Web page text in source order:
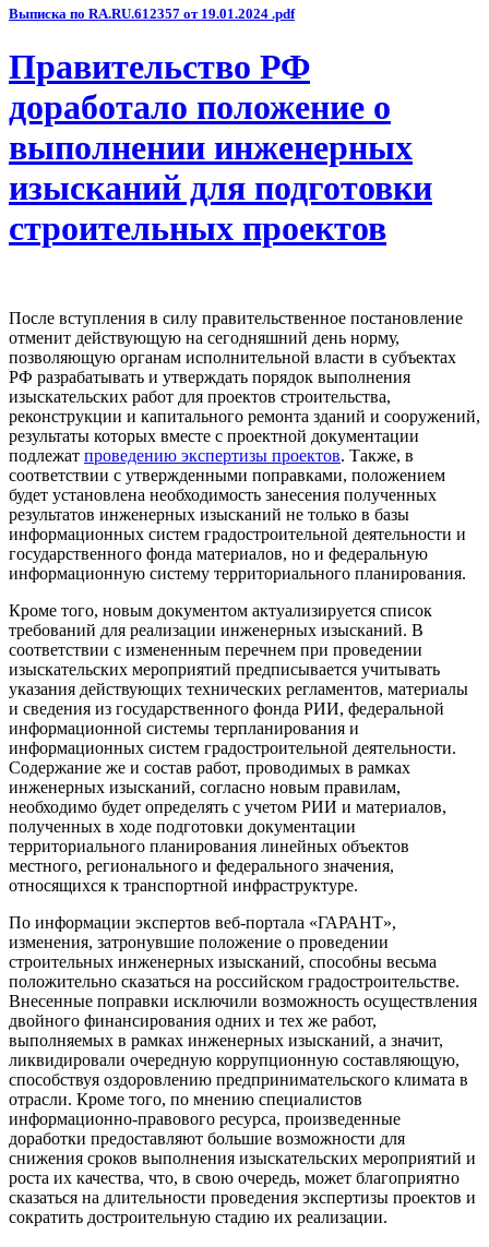
Выписка по RA.RU.612357 от 19.01.2024 .pdf
Правительство РФ
доработало положение о
выполнении инженерных
изысканий для подготовки
строительных проектов
После вступления в силу правительственное постановление
отменит действующую на сегодняшний день норму,
позволяющую органам исполнительной власти в субъектах
РФ разрабатывать и утверждать порядок выполнения
изыскательских работ для проектов строительства,
реконструкции и капитального ремонта зданий и сооружений,
результаты которых вместе с проектной документации
подлежат проведению экспертизы проектов. Также, в
соответствии с утвержденными поправками, положением
будет установлена необходимость занесения полученных
результатов инженерных изысканий не только в базы
информационных систем градостроительной деятельности и
государственного фонда материалов, но и федеральную
информационную систему территориального планирования.
Кроме того, новым документом актуализируется список
требований для реализации инженерных изысканий. В
соответствии с измененным перечнем при проведении
изыскательских мероприятий предписывается учитывать
указания действующих технических регламентов, материалы
и сведения из государственного фонда РИИ, федеральной
информационной системы терпланирования и
информационных систем градостроительной деятельности.
Содержание же и состав работ, проводимых в рамках
инженерных изысканий, согласно новым правилам,
необходимо будет определять с учетом РИИ и материалов,
полученных в ходе подготовки документации
территориального планирования линейных объектов
местного, регионального и федерального значения,
относящихся к транспортной инфраструктуре.
По информации экспертов веб-портала «ГАРАНТ»,
изменения, затронувшие положение о проведении
строительных инженерных изысканий, способны весьма
положительно сказаться на российском градостроительстве.
Внесенные поправки исключили возможность осуществления
двойного финансирования одних и тех же работ,
выполняемых в рамках инженерных изысканий, а значит,
ликвидировали очередную коррупционную составляющую,
способствуя оздоровлению предпринимательского климата в
отрасли. Кроме того, по мнению специалистов
информационно-правового ресурса, произведенные
доработки предоставляют большие возможности для
снижения сроков выполнения изыскательских мероприятий и
роста их качества, что, в свою очередь, может благоприятно
сказаться на длительности проведения экспертизы проектов и
сократить достроительную стадию их реализации.